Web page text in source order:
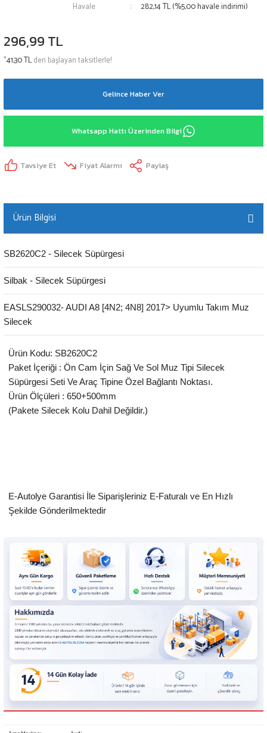
Havale
282,14 TL (%5,00 havale indirimi)
296,99 TL
*41,30 TLden başlayan taksitlerle!
Gelince Haber Ver
Whatsapp Hattı Üzerinden Bilgi
Tavsiye Et Fiyat Alarmı Paylaş
Ürün Bilgisi
SB2620C2 - Silecek Süpürgesi
Silbak - Silecek Süpürgesi
EASLS290032- AUDI A8 [4N2; 4N8] 2017> Uyumlu Takım Muz
Silecek
Ürün Kodu: SB2620C2
Paket İçeriği : Ön Cam İçin Sağ Ve Sol Muz Tipi Silecek
Süpürgesi Seti Ve Araç Tipine Özel Bağlantı Noktası.
Ürün Ölçüleri : 650+500mm
(Pakete Silecek Kolu Dahil Değildir.)
E-Autolye Garantisi İle Siparişleriniz E-Faturalı ve En Hızlı
Şekilde Gönderilmektedir